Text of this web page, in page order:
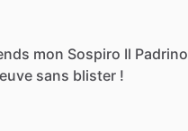
mon Sospiro Il Padrino
sans blister !